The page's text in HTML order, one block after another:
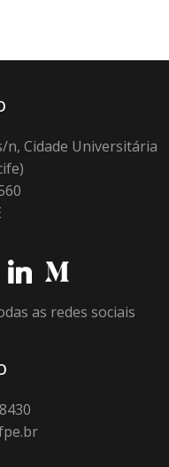
n, Cidade Universitária
as redes sociais